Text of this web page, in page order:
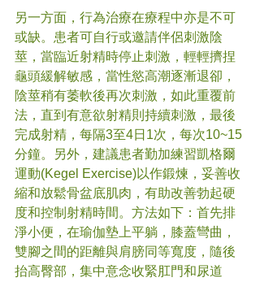
另一方面，行為治療在療程中亦是不可
或缺。患者可自行或邀請伴侶刺激陰
莖，當臨近射精時停止刺激，輕輕擠捏
龜頭緩解敏感，當性慾高潮逐漸退卻，
陰莖稍有萎軟後再次刺激，如此重覆前
法，直到有意欲射精則持續刺激，最後
完成射精，每隔3至4日1次，每次10~15
分鐘。另外，建議患者勤加練習凱格爾
運動(Kegel Exercise)以作鍛煉，妥善收
縮和放鬆骨盆底肌肉，有助改善勃起硬
度和控制射精時間。方法如下：首先排
淨小便，在瑜伽墊上平躺，膝蓋彎曲，
雙腳之間的距離與肩膀同等寬度，隨後
抬高臀部，集中意念收緊肛門和尿道